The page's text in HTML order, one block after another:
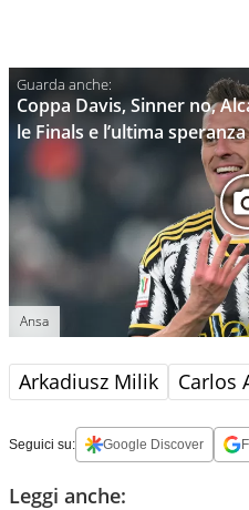
Coppa Davis, Sinner no,
le Finals e l’ultima
Ansa
Arkadiusz Milik Carlos
Seguici su: Google Discover
Leggi anche: